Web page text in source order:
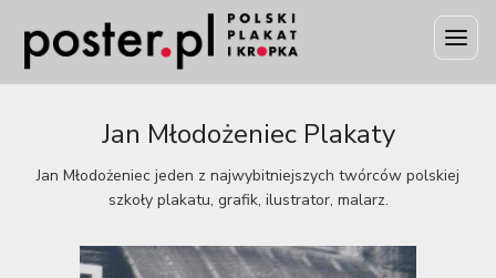
Jan Młodożeniec Plakaty
Jan Młodożeniec jeden z najwybitniejszych twórców polskiej
szkoły plakatu, grafik, ilustrator, malarz.